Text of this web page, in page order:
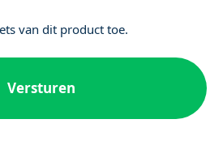
van dit product toe.